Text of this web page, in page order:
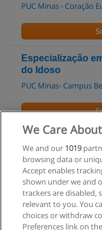
PUC Minas - Coração
Especialização
do Idoso
PUC Minas- Campus
Especialização
com Software
PUC Minas - Campus
We Care
We and our 1019
browsing data or
Accept enables
shown under we and
trackers are disabled,
relevant to you. You
choices or withdraw
Preferences link on